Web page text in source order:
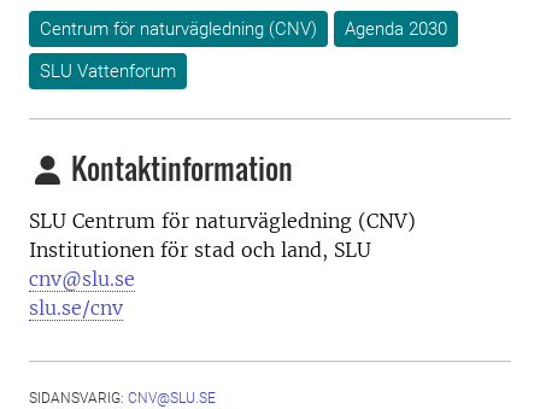
Centrum för naturvägledning (CNV)
Agenda 2030
SLU Vattenforum
Kontaktinformation
SLU Centrum för naturvägledning (CNV)
Institutionen för stad och land, SLU
cnv@slu.se
slu.se/cnv
SIDANSVARIG: CNV@SLU.SE